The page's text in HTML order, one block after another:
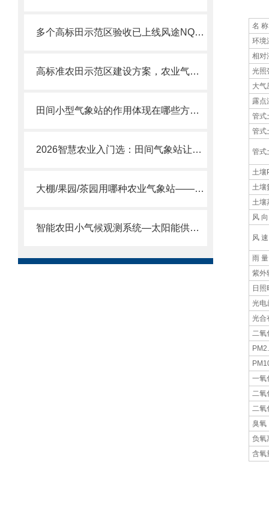
多个高标田示范区验收已上线风途NQ12/NQ14农田小气候站！
高标准农田示范区建设方案，农业气象站配合物联网平台数据后期验收不卡壳。
田间小型气象站的作用体现在哪些方面？
2026智慧农业入门选：田间气象站让农民从“看天吃饭”变“知天而作
大棚/果园/茶园用哪种农业气象站——风途FT-NQ14系列
智能农田小气候观测系统—太阳能供电/超低功耗农田小气候气象站
名 称
环境
相对
光照
大气
露点
管式
管式
管式
土壤
土壤
土壤
风 向
风 速
雨 量
紫外
日照
光电
光合
二氧
一氧
二氧
二氧
臭氧
负氧
含氧